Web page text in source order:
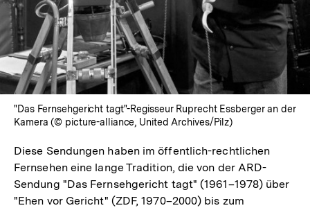
"Das Fernsehgericht tagt"-Regisseur Ruprecht Essberger an der
Kamera (© picture-alliance, United Archives/Pilz)
Diese Sendungen haben im öffentlich-rechtlichen
Fernsehen eine lange Tradition, die von der ARD-
Sendung "Das Fernsehgericht tagt" (1961–1978) über
"Ehen vor Gericht" (ZDF, 1970–2000) bis zum